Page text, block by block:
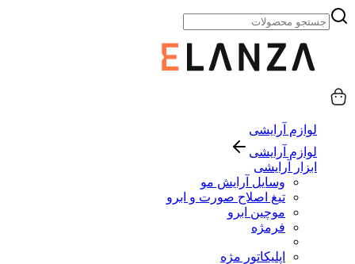
لوازم آرایشی
لوازم آرایشی
ابزار آرایشی
وسایل آرایش مو
تیغ اصلاح صورت و ابرو
موچین ابرو
فرمژه
اپلیکاتور مژه